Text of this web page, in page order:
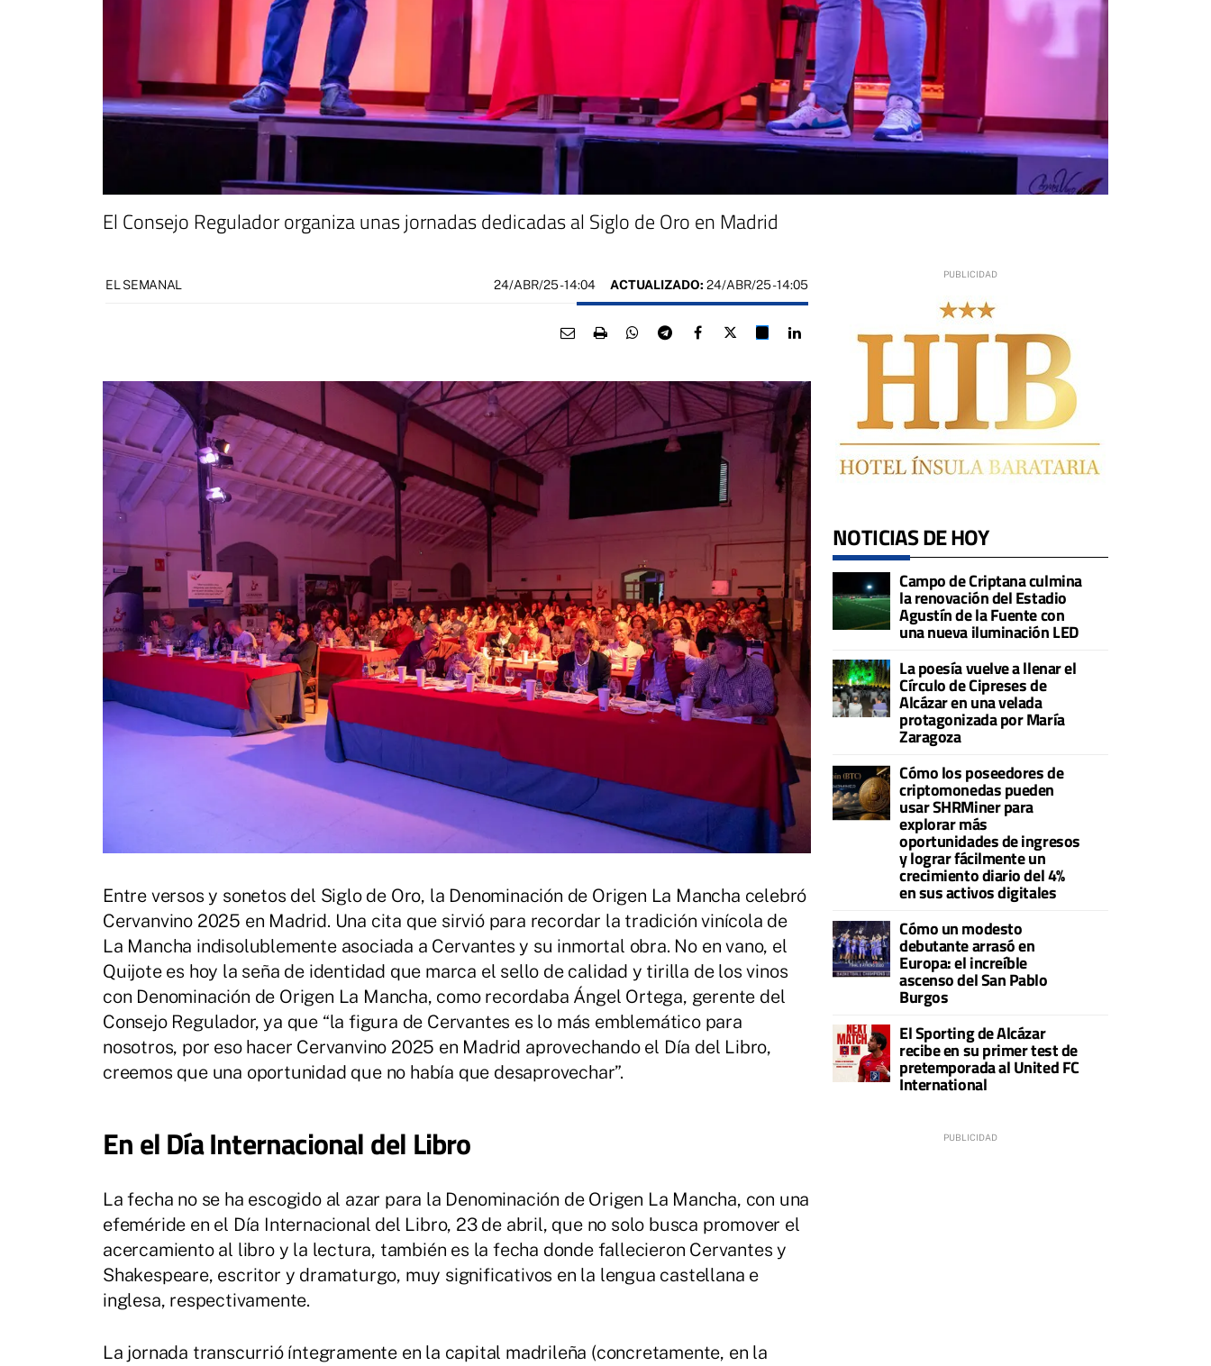
El Consejo Regulador organiza unas jornadas dedicadas al Siglo de Oro en Madrid
EL SEMANAL 24/ABR/25- 14:04 ACTUALIZADO: 24/ABR/25 - 14:05
Entre versos y sonetos del Siglo de Oro, la Denominación de Origen La Mancha celebró
Cervanvino 2025 en Madrid. Una cita que sirvió para recordar la tradición vinícola de
La Mancha indisolublemente asociada a Cervantes y su inmortal obra. No en vano, el
Quijote es hoy la seña de identidad que marca el sello de calidad y tirilla de los vinos
con Denominación de Origen La Mancha, como recordaba Ángel Ortega, gerente del
Consejo Regulador, ya que “la figura de Cervantes es lo más emblemático para
nosotros, por eso hacer Cervanvino 2025 en Madrid aprovechando el Día del Libro,
creemos que una oportunidad que no había que desaprovechar”.
En el Día Internacional del Libro
La fecha no se ha escogido al azar para la Denominación de Origen La Mancha, con una
efeméride en el Día Internacional del Libro, 23 de abril, que no solo busca promover el
acercamiento al libro y la lectura, también es la fecha donde fallecieron Cervantes y
Shakespeare, escritor y dramaturgo, muy significativos en la lengua castellana e
inglesa, respectivamente.
La jornada transcurrió íntegramente en la capital madrileña (concretamente, en la
NOTICIAS DE HOY
Campo de Criptana culmina
la renovación del Estadio
Agustín de la Fuente con
una nueva iluminación LED
La poesía vuelve a llenar el
Círculo de Cipreses de
Alcázar en una velada
protagonizada por María
Zaragoza
Cómo los poseedores de
criptomonedas pueden
usar SHRMiner para
explorar más
oportunidades de ingresos
y lograr fácilmente un
crecimiento diario del 4%
en sus activos digitales
Cómo un modesto
debutante arrasó en
Europa: el increíble
ascenso del San Pablo
Burgos
El Sporting de Alcázar
recibe en su primer test de
pretemporada al United FC
International